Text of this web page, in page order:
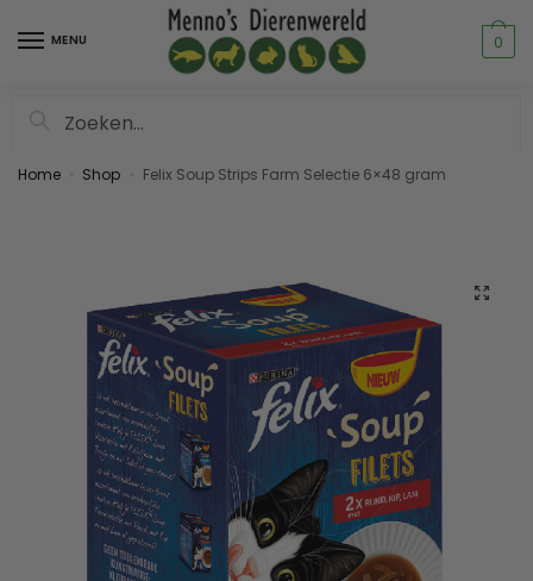
MENU 0
Home Shop Felix Soup Strips Farm Selectie 6×48 gram